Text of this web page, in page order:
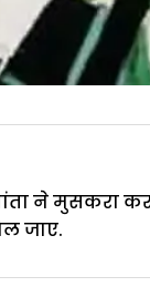
ने मुसकरा
जाए.